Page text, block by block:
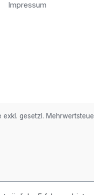
Impressum
exkl. gesetzl.